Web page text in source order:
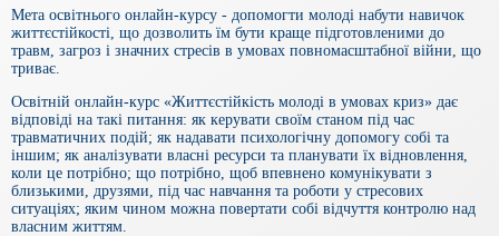
Мета освітнього онлайн-курсу - допомогти молоді набути навичок
життєстійкості, що дозволить їм бути краще підготовленими до
травм, загроз і значних стресів в умовах повномасштабної війни, що
триває.
Освітній онлайн-курс «Життєстійкість молоді в умовах криз» дає
відповіді на такі питання: як керувати своїм станом під час
травматичних подій; як надавати психологічну допомогу собі та
іншим; як аналізувати власні ресурси та планувати їх відновлення,
коли це потрібно; що потрібно, щоб впевнено комунікувати з
близькими, друзями, під час навчання та роботи у стресових
ситуаціях; яким чином можна повертати собі відчуття контролю над
власним життям.